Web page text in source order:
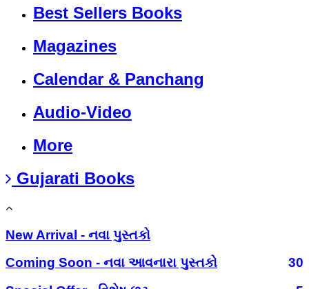
Best Sellers Books
Magazines
Calendar & Panchang
Audio-Video
More
Gujarati Books
New Arrival - નવા પુસ્તકો
Coming Soon - નવા આવનારા પુસ્તકો
30